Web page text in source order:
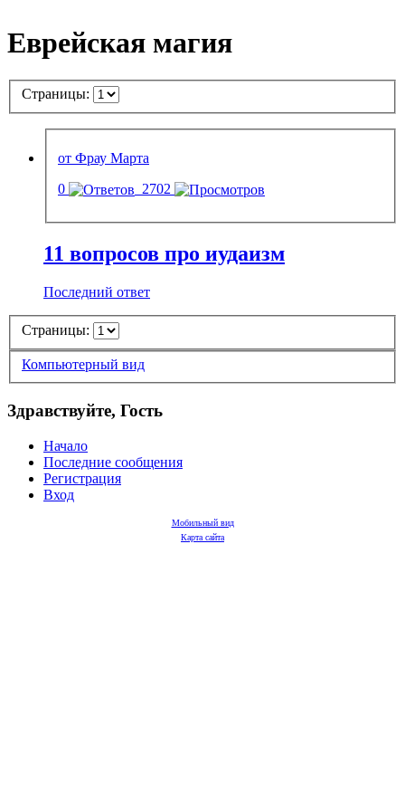
Еврейская магия
Страницы:
от Фрау Марта
0
2702
11 вопросов про иудаизм
Последний ответ
Страницы:
Компьютерный вид
Здравствуйте, Гость
Начало
Последние сообщения
Регистрация
Вход
Мобильный вид
Карта сайта